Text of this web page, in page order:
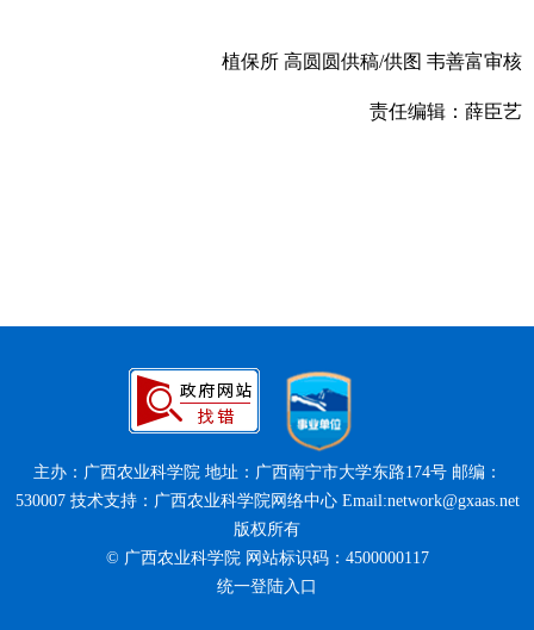
植保所 高圆圆供稿/供图 韦善富审核
责任编辑：薛臣艺
主办：广西农业科学院 地址：广西南宁市大学东路174号 邮编：
530007 技术支持：广西农业科学院网络中心 Email:network@gxaas.net
版权所有
© 广西农业科学院 网站标识码：4500000117
统一登陆入口